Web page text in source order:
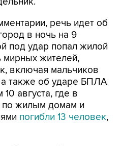
о терактах.
соболезнования
желаем
раненым", -
МИД РФ, "эти
точки зрения удары
в